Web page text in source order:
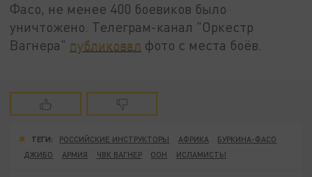
Фасо, не менее 400 боевиков было
уничтожено. Телеграм-канал "Оркестр
Вагнера" публиковал фото с места боёв.
ТЕГИ: РОССИЙСКИЕ ИНСТРУКТОРЫ АФРИКА
БУРКИНА-ФАСО
ДЖИБО
АРМИЯ ЧВК ВАГНЕР ООН ИСЛАМИСТЫ